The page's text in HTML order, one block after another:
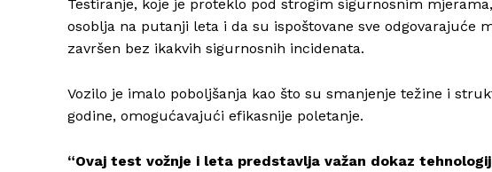
Testiranje, koje je proteklo pod strogim sigurnosnim
osoblja na putanji leta i da su ispoštovane sve odgovarajuće
završen bez ikakvih sigurnosnih incidenata.
Vozilo je imalo poboljšanja kao što su smanjenje težine i
godine, omogućavajući efikasnije poletanje.
“Ovaj test vožnje i leta predstavlja važan dokaz